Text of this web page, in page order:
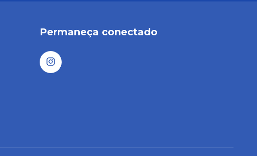
Permaneça conectado